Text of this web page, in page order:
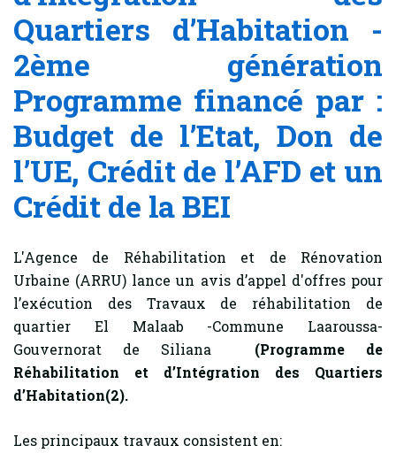
Quartiers d’Habitation -
2ème génération
Programme financé par :
Budget de l’Etat, Don de
l’UE, Crédit de l’AFD et un
Crédit de la BEI
L'Agence de Réhabilitation et de Rénovation
Urbaine (ARRU) lance un avis d’appel d'offres pour
l’exécution des Travaux de réhabilitation de
quartier El Malaab -Commune Laaroussa-
Gouvernorat de Siliana
(Programme de
Réhabilitation et d’Intégration des Quartiers
d’Habitation(2).
Les principaux travaux consistent en: